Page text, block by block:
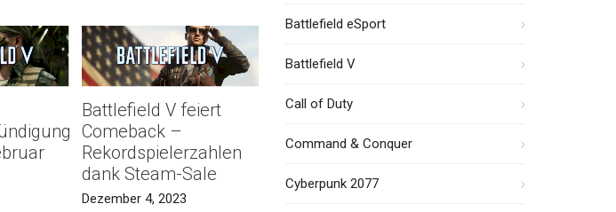
Battlefield V feiert
Comeback –
Rekordspielerzahlen
dank Steam-Sale
Dezember 4, 2023
Battlefield eSport
Battlefield V
Call of Duty
Command & Conquer
Cyberpunk 2077